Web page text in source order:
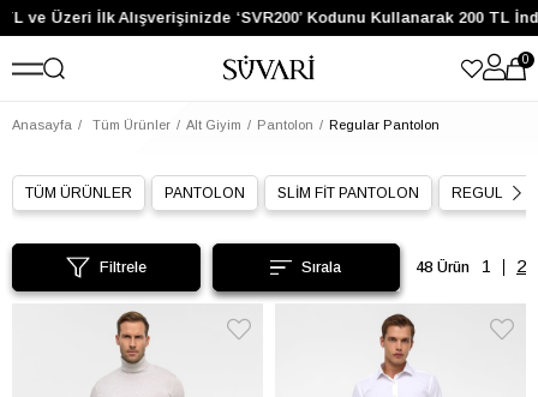
Üzeri İlk Alışverişinizde ‘SVR200’ Kodunu Kullanarak 200 TL İndirim
0
Anasayfa Tüm Ürünler Alt Giyim Pantolon Regular Pantolon
TÜM ÜRÜNLER PANTOLON SLİM FİT PANTOLON REGULAR
Filtrele 48 Ürün